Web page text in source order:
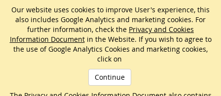
Our website uses cookies to improve User's experience, this
also includes Google Analytics and marketing cookies. For
further information, check the Privacy and Cookies
Information Documentin the Website. If you wish to agree to
the use of Google Analytics Cookies and marketing cookies,
click on
Continue